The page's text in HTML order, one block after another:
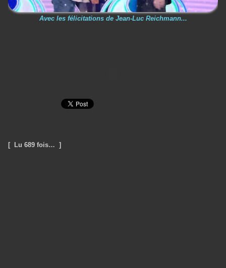
Avec les félicitations de Jean-Luc Reichmann...
[ Lu 689 fois… ]